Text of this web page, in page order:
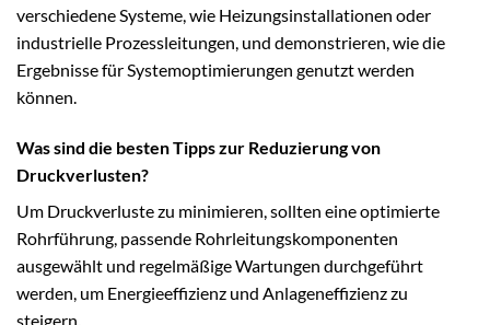
verschiedene Systeme, wie Heizungsinstallationen oder
industrielle Prozessleitungen, und demonstrieren, wie die
Ergebnisse für Systemoptimierungen genutzt werden
können.
Was sind die besten Tipps zur Reduzierung von
Druckverlusten?
Um Druckverluste zu minimieren, sollten eine optimierte
Rohrführung, passende Rohrleitungskomponenten
ausgewählt und regelmäßige Wartungen durchgeführt
werden, um Energieeffizienz und Anlageneffizienz zu
steigern.